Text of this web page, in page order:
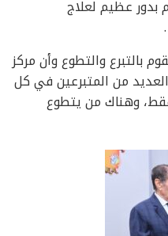
بدور عظيم لعلاج
بالتبرع والتطوع وأن مركز
من المتبرعين في كل
وهناك من يتطوع